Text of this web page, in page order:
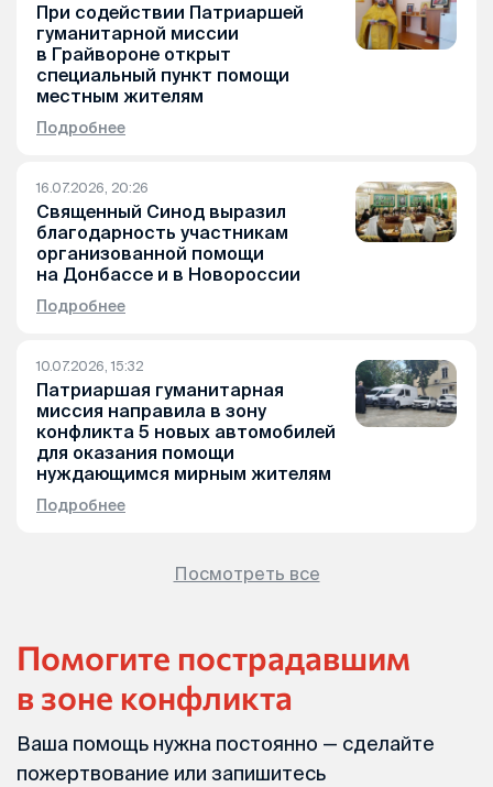
При содействии Патриаршей
гуманитарной миссии
в Грайвороне открыт
специальный пункт помощи
местным жителям
Подробнее
16.07.2026, 20:26
Священный Синод выразил
благодарность участникам
организованной помощи
на Донбассе и в Новороссии
Подробнее
10.07.2026, 15:32
Патриаршая гуманитарная
миссия направила в зону
конфликта 5 новых автомобилей
для оказания помощи
нуждающимся мирным жителям
Подробнее
Посмотреть все
Помогите пострадавшим
в зоне конфликта
Ваша помощь нужна постоянно — сделайте
пожертвование или запишитесь